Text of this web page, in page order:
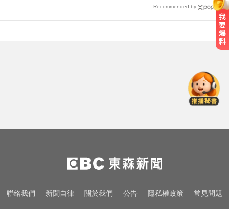
Recommended by
師鎖門報警
奧運、世界盃「性招待裁判」 南韓
足協報公帳被抓包
「白海豚」可放颱風假？蔣萬安：
聯絡我們 新聞自律 關於我們 公告 隱私權政策 常見問題